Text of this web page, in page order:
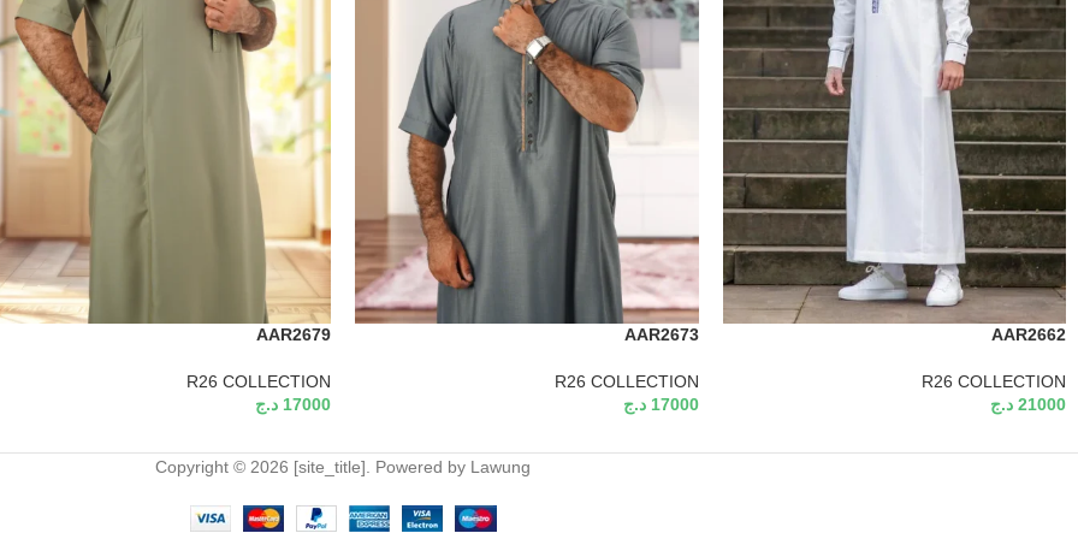
AAR2662
R26 COLLECTION
21000 د.ج
AAR2673
R26 COLLECTION
17000 د.ج
AAR2679
R26 COLLECTION
17000 د.ج
Copyright © 2026 [site_title]. Powered by Lawung